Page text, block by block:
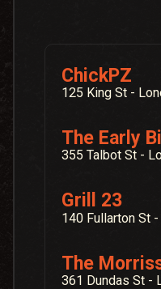
ChickPZ
125 King St -
The Early
355 Talbot St -
Grill 23
140 Fullarton St
The
361 Dundas St -